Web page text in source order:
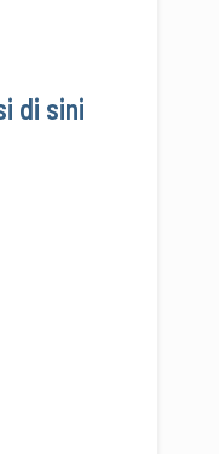
di sini